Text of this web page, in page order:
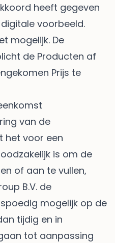
heeft gegeven
voorbeeld.
mogelijk. De
de Producten af
Prijs te
van de
het voor een
is om de
of aan te vullen,
B.V. de
mogelijk op de
tijdig en in
tot aanpassing